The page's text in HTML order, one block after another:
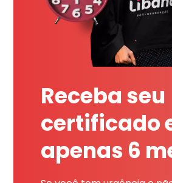
Receba seu
certificado
apenas 6